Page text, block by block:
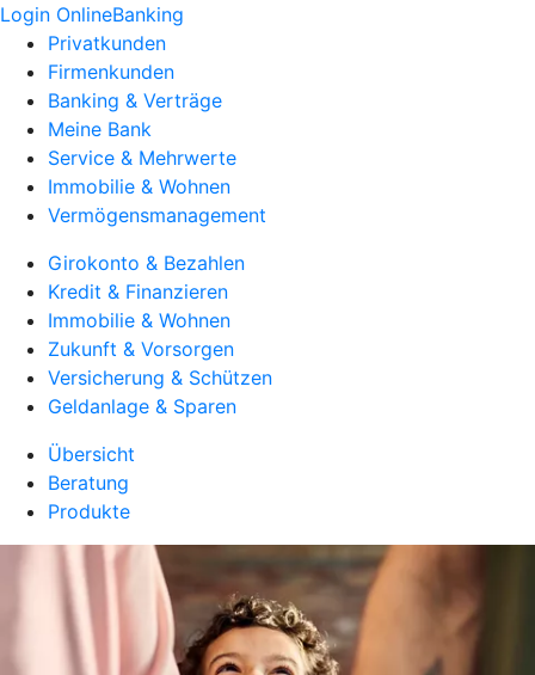
Login OnlineBanking
Privatkunden
Firmenkunden
Banking & Verträge
Meine Bank
Service & Mehrwerte
Immobilie & Wohnen
Vermögensmanagement
Girokonto & Bezahlen
Kredit & Finanzieren
Immobilie & Wohnen
Zukunft & Vorsorgen
Versicherung & Schützen
Geldanlage & Sparen
Übersicht
Beratung
Produkte